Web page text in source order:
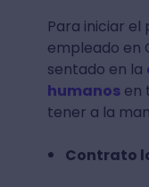
Para iniciar el
empleado en
sentado en la
humanosen
tener a la
Contrato